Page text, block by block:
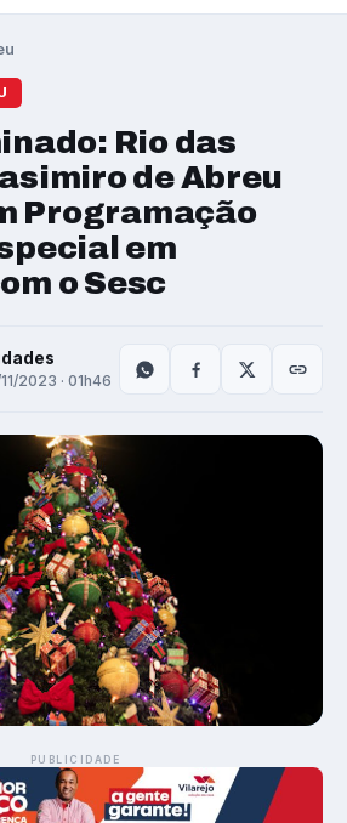
Rio das
de Abreu
Programação
em
o Sesc
2023 · 01h46
PUBLICIDADE